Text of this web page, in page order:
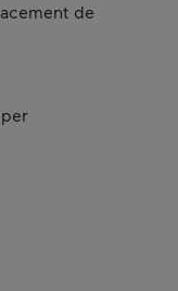
de
s'ouvrira